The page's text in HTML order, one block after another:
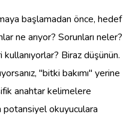
başlamadan önce, hedef
ne arıyor? Sorunları neler?
Biraz düşünün.
"bitki bakımı" yerine
anahtar kelimelere
potansiyel okuyuculara